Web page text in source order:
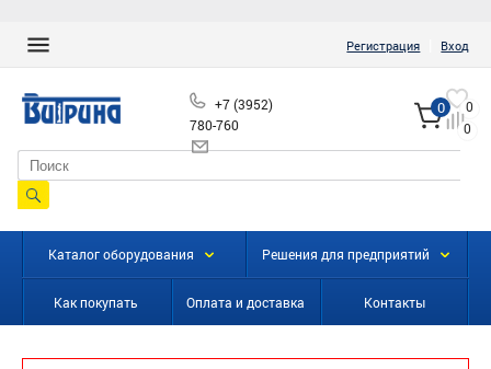
Регистрация Вход
+7 (3952)
780-760
0
0
0
Каталог оборудования Решения для предприятий
Как покупать Оплата и доставка Контакты